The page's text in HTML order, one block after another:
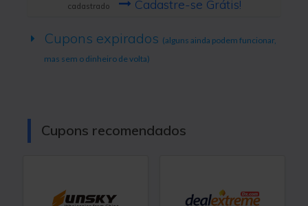
cadastrado
Cadastre-se Grátis!
Cupons expirados (alguns ainda podem funcionar,
mas sem o dinheiro de volta)
Cupons recomendados